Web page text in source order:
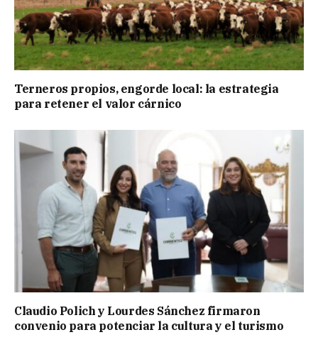
Terneros propios, engorde local: la estrategia
para retener el valor cárnico
Claudio Polich y Lourdes Sánchez firmaron
convenio para potenciar la cultura y el turismo